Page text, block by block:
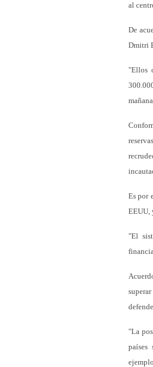
al
De
Dmitri
"Ellos
Es por
EEUU,
"El
"La
países